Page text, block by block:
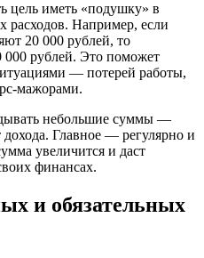
цель иметь «подушку» в
расходов. Например, если
20 000 рублей, то
000 рублей. Это поможет
— потерей работы,
мажорами.
небольшие суммы —
Главное — регулярно и
увеличится и даст
финансах.
и обязательных